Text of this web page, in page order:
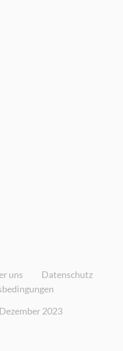
uns
Datenschutz
Dezember 2023